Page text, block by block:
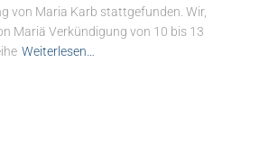
von Maria Karb stattgefunden. Wir,
Mariä Verkündigung von 10 bis 13
Weiterlesen…